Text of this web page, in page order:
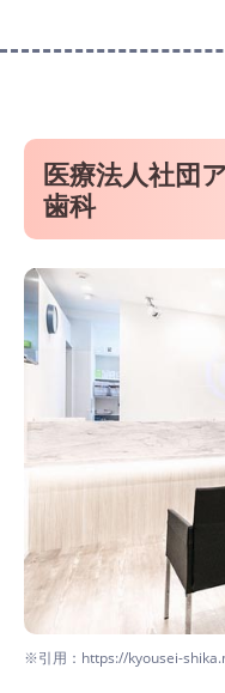
医療法人社団
歯科
※引用：https://kyousei-